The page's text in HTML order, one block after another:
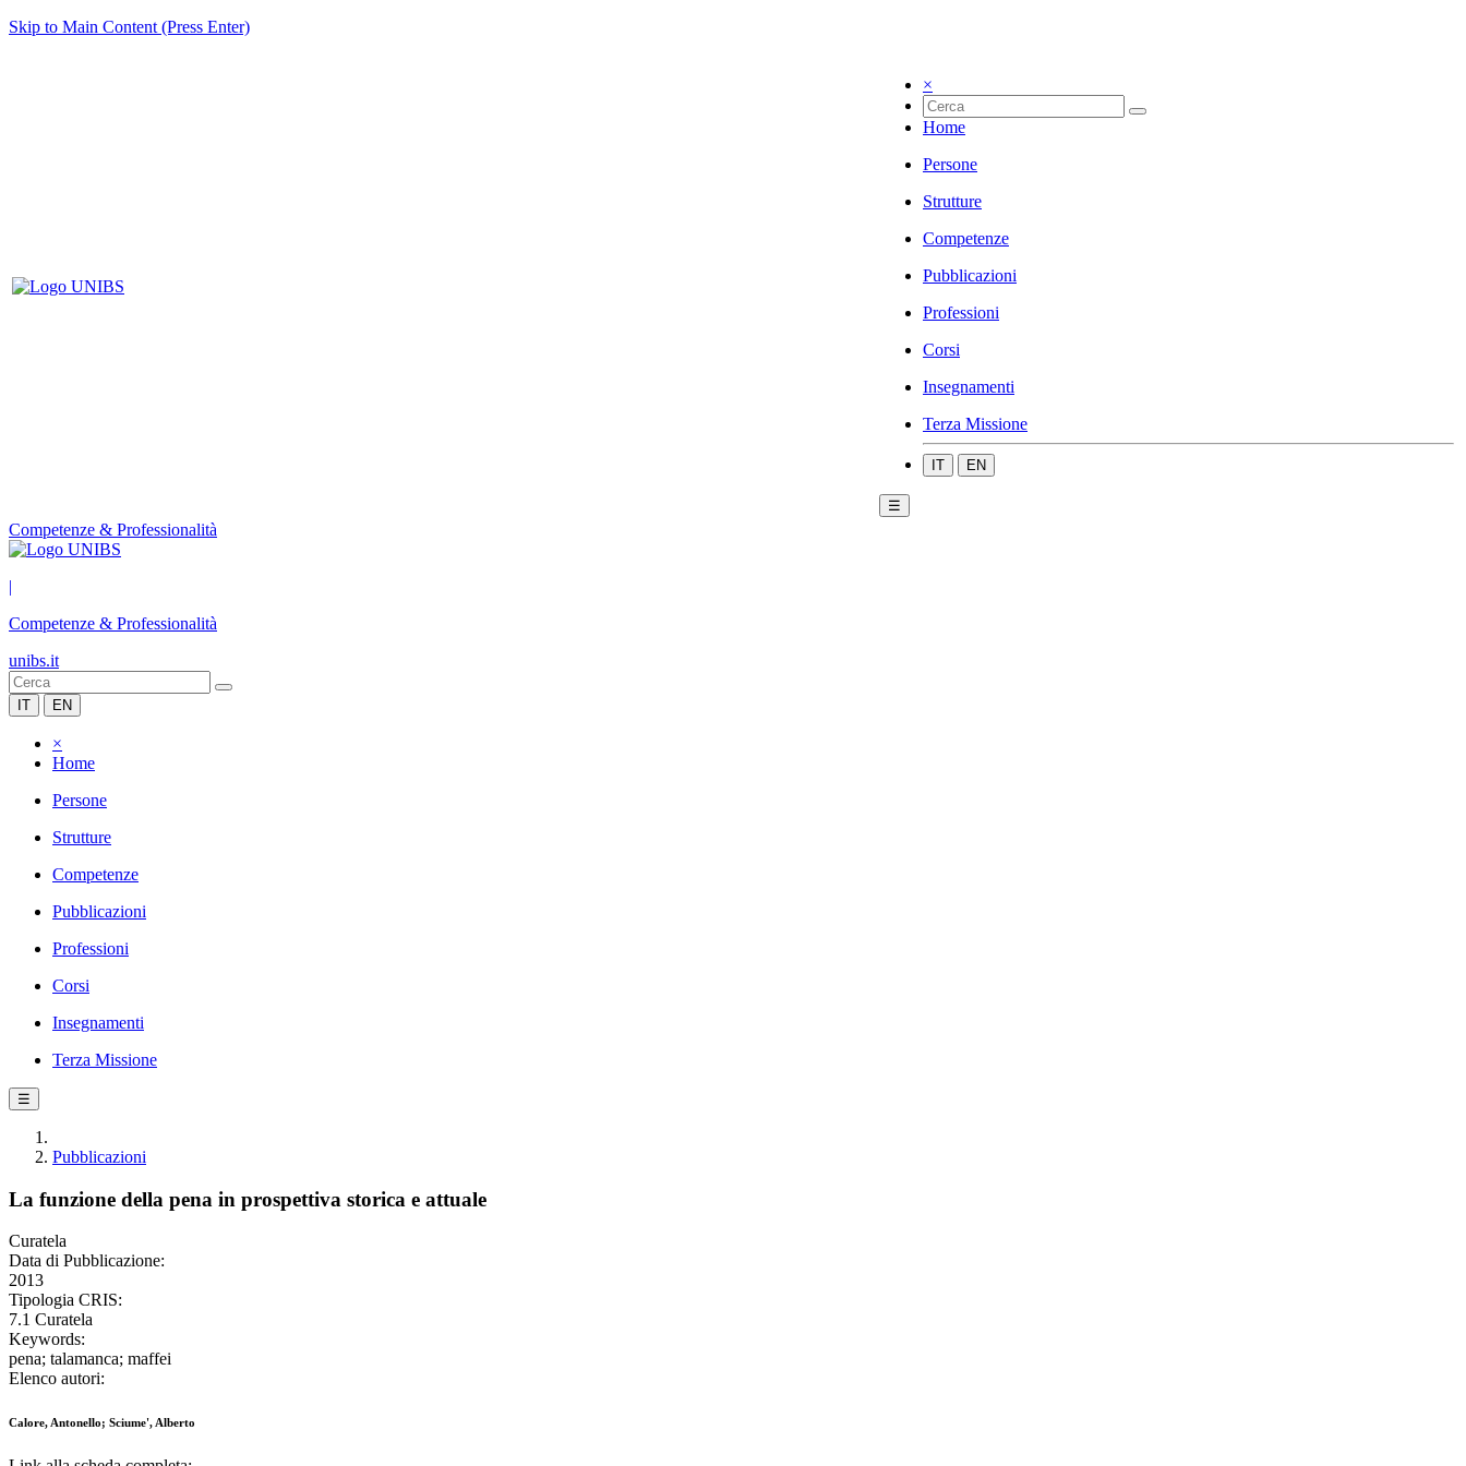
Skip to Main Content (Press Enter)
×
Home
Persone
Strutture
Competenze
Pubblicazioni
Professioni
Corsi
Insegnamenti
Terza Missione
IT EN
☰
Competenze & Professionalità
|
Competenze & Professionalità
unibs.it
IT EN
×
Home
Persone
Strutture
Competenze
Pubblicazioni
Professioni
Corsi
Insegnamenti
Terza Missione
☰
Pubblicazioni
La funzione della pena in prospettiva storica e attuale
Curatela
Data di Pubblicazione:
2013
Tipologia CRIS:
7.1 Curatela
Keywords:
pena; talamanca; maffei
Elenco autori:
Calore, Antonello; Sciume', Alberto